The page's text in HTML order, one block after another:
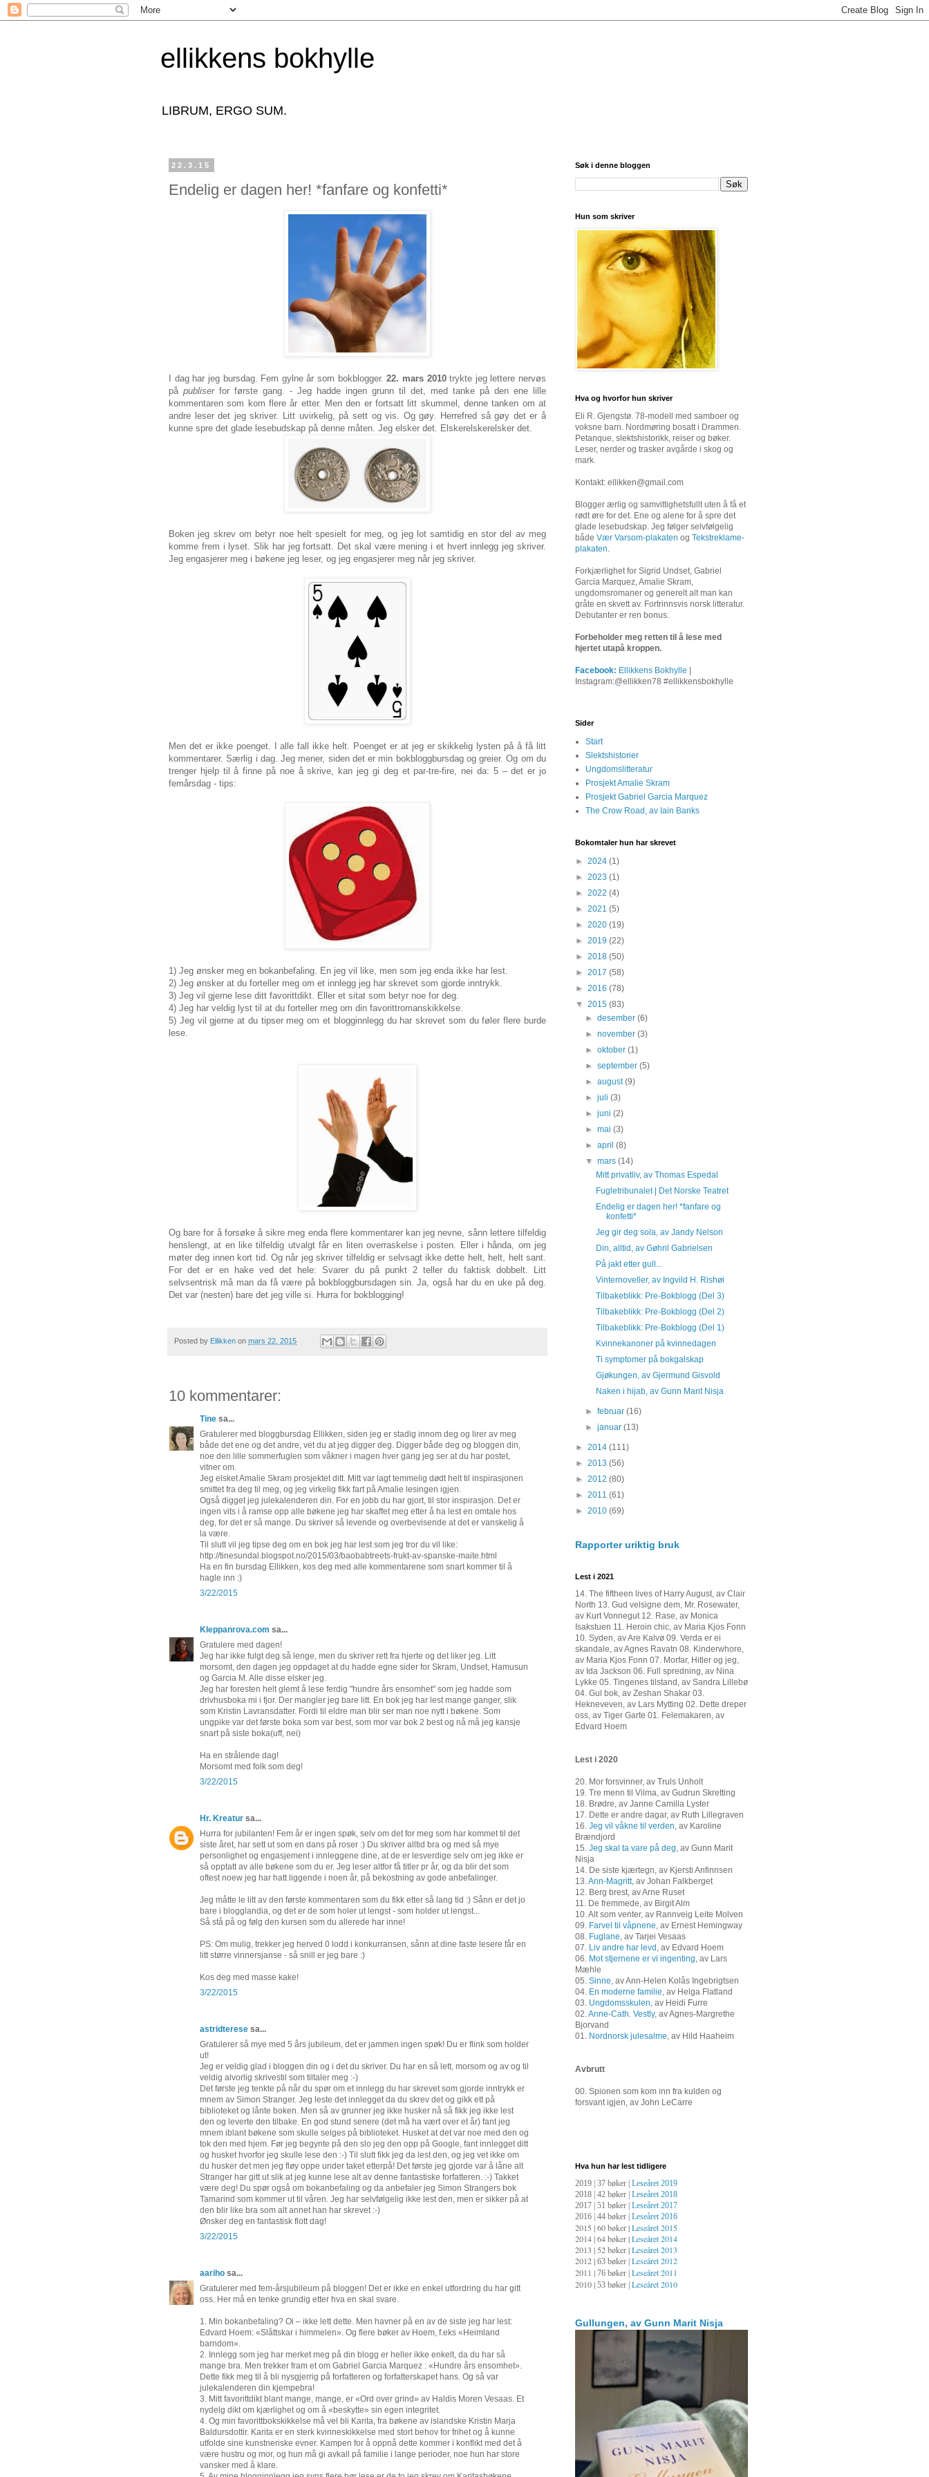
ellikkens bokhylle
LIBRUM, ERGO SUM.
22.3.15
Endelig er dagen her! *fanfare og konfetti*
I dag har jeg bursdag. Fem gylne år som bokblogger.22. mars 2010trykte jeg lettere nervøs
på publiser for første gang. - Jeg hadde ingen grunn til det, med tanke på den ene lille
kommentaren som kom flere år etter. Men den er fortsatt litt skummel, denne tanken om at
andre leser det jeg skriver. Litt uvirkelig, på sett og vis. Og gøy. Herrefred så gøy det er å
kunne spre det glade lesebudskap på denne måten. Jeg elsker det. Elskerelskerelsker det.
Boken jeg skrev om betyr noe helt spesielt for meg, og jeg lot samtidig en stor del av meg
komme frem i lyset. Slik har jeg fortsatt. Det skal være mening i et hvert innlegg jeg skriver.
Jeg engasjerer meg i bøkene jeg leser, og jeg engasjerer meg når jeg skriver.
Men det er ikke poenget. I alle fall ikke helt. Poenget er at jeg er skikkelig lysten på å få litt
kommentarer. Særlig i dag. Jeg mener, siden det er min bokbloggbursdag og greier. Og om du
trenger hjelp til å finne på noe å skrive, kan jeg gi deg et par-tre-fire, nei da: 5 – det er jo
femårsdag - tips:
1) Jeg ønsker meg en bokanbefaling. En jeg vil like, men som jeg enda ikke har lest.
2) Jeg ønsker at du forteller meg om et innlegg jeg har skrevet som gjorde inntrykk.
3) Jeg vil gjerne lese ditt favorittdikt. Eller et sitat som betyr noe for deg.
4) Jeg har veldig lyst til at du forteller meg om din favorittromanskikkelse.
5) Jeg vil gjerne at du tipser meg om et blogginnlegg du har skrevet som du føler flere burde
lese.
Og bare for å forsøke å sikre meg enda flere kommentarer kan jeg nevne, sånn lettere tilfeldig
henslengt, at en like tilfeldig utvalgt får en liten overraskelse i posten. Eller i hånda, om jeg
møter deg innen kort tid. Og når jeg skriver tilfeldig er selvsagt ikke dette helt, helt, helt sant.
For det er en hake ved det hele: Svarer du på punkt 2 teller du faktisk dobbelt. Litt
selvsentrisk må man da få være på bokbloggbursdagen sin. Ja, også har du en uke på deg.
Det var (nesten) bare det jeg ville si. Hurra for bokblogging!
Posted by Ellikken on mars 22, 2015
10 kommentarer:
Tine sa...
Gratulerer med bloggbursdag Ellikken, siden jeg er stadig innom deg og lirer av meg
både det ene og det andre, vet du at jeg digger deg. Digger både deg og bloggen din,
noe den lille sommerfuglen som våkner i magen hver gang jeg ser at du har postet,
vitner om.
Jeg elsket Amalie Skram prosjektet ditt. Mitt var lagt temmelig dødt helt til inspirasjonen
smittet fra deg til meg, og jeg virkelig fikk fart på Amalie lesingen igjen.
Også digget jeg julekalenderen din. For en jobb du har gjort, til stor inspirasjon. Det er
ingen vits i å ramse opp alle bøkene jeg har skaffet meg etter å ha lest en omtale hos
deg, for det er så mange. Du skriver så levende og overbevisende at det er vanskelig å
la være.
Til slutt vil jeg tipse deg om en bok jeg har lest som jeg tror du vil like:
http://tinesundal.blogspot.no/2015/03/baobabtreets-frukt-av-spanske-maite.html
Ha en fin bursdag Ellikken, kos deg med alle kommentarene som snart kommer til å
hagle inn :)
3/22/2015
Kleppanrova.com sa...
Gratulere med dagen!
Jeg har ikke fulgt deg så lenge, men du skriver rett fra hjerte og det liker jeg. Litt
morsomt, den dagen jeg oppdaget at du hadde egne sider for Skram, Undset, Hamusun
og Garcia M. Alle disse elsker jeg.
Jeg har foresten helt glemt å lese ferdig "hundre års ensomhet" som jeg hadde som
drivhusboka mi i fjor. Der mangler jeg bare litt. En bok jeg har lest mange ganger, slik
som Kristin Lavransdatter. Fordi til eldre man blir ser man noe nytt i bøkene. Som
ungpike var det første boka som var best, som mor var bok 2 best og nå må jeg kansje
snart på siste boka(uff, nei)
Ha en strålende dag!
Morsomt med folk som deg!
3/22/2015
Hr. Kreatur sa...
Hurra for jubilanten! Fem år er ingen spøk, selv om det for meg som har kommet til det
siste året, har sett ut som en dans på roser :) Du skriver alltid bra og med så mye
personlighet og engasjement i innleggene dine, at de er lesverdige selv om jeg ikke er
så opptatt av alle bøkene som du er. Jeg leser altfor få titler pr år, og da blir det som
oftest noew jeg har hatt liggende i noen år, på bekostning av gode anbefalinger.
Jeg måtte le litt av den første kommentaren som du fikk etter så lang tid :) Sånn er det jo
bare i blogglandia, og det er de som holer ut lengst - som holder ut lengst...
Så stå på og følg den kursen som du allerede har inne!
PS: Om mulig, trekker jeg herved 0 lodd i konkurransen, sånn at dine faste lesere får en
litt større vinnersjanse - så snill er jeg bare :)
Kos deg med masse kake!
3/22/2015
astridterese sa...
Gratulerer så mye med 5 års jubileum, det er jammen ingen spøk! Du er flink som holder
ut!
Jeg er veldig glad i bloggen din og i det du skriver. Du har en så lett, morsom og av og til
veldig alvorlig skrivestil som tiltaler meg :-)
Det første jeg tenkte på når du spør om et innlegg du har skrevet som gjorde inntrykk er
mnem av Simon Stranger. Jeg leste det innlegget da du skrev det og gikk ett på
biblioteket og lånte boken. Men så av grunner jeg ikke husker nå så fikk jeg ikke lest
den og leverte den tilbake. En god stund senere (det må ha vært over et år) fant jeg
mnem iblant bøkene som skulle selges på biblioteket. Husket at det var noe med den og
tok den med hjem. Før jeg begynte på den slo jeg den opp på Google, fant innlegget ditt
og husket hvorfor jeg skulle lese den :-) Til slutt fikk jeg da lest den, og jeg vet ikke om
du husker det men jeg fløy oppe under taket etterpå! Det første jeg gjorde var å låne alt
Stranger har gitt ut slik at jeg kunne lese alt av denne fantastiske forfatteren. :-) Takket
være deg! Du spør også om bokanbefaling og da anbefaler jeg Simon Strangers bok
Tamarind som kommer ut til våren. Jeg har selvfølgelig ikke lest den, men er sikker på at
den blir like bra som alt annet han har skrevet :-)
Ønsker deg en fantastisk flott dag!
3/22/2015
aariho sa...
Gratulerer med fem-årsjubileum på bloggen! Det er ikke en enkel utfordring du har gitt
oss. Her må en tenke grundig etter hva en skal svare.
1. Min bokanbefaling? Oi – ikke lett dette. Men havner på en av de siste jeg har lest:
Edvard Hoem: «Slåttskar i himmelen». Og flere bøker av Hoem, f.eks «Heimland
barndom».
2. Innlegg som jeg har merket meg på din blogg er heller ikke enkelt, da du har så
mange bra. Men trekker fram et om Gabriel Garcia Marquez : «Hundre års ensomhet».
Dette fikk meg til å bli nysgjerrig på forfatteren og forfatterskapet hans. Og så var
julekalenderen din kjempebra!
3. Mitt favorittdikt blant mange, mange, er «Ord over grind» av Haldis Moren Vesaas. Et
nydelg dikt om kjærlighet og om å «beskytte» sin egen integritet.
4. Og min favorittbokskikkelse må vel bli Karita, fra bøkene av islandske Kristin Marja
Baldursdottir. Karita er en sterk kvinneskikkelse med stort behov for frihet og å kunne
utfolde sine kunstneriske evner. Kampen for å oppnå dette kommer i konflikt med det å
være hustru og mor, og hun må gi avkall på familie i lange perioder, noe hun har store
vansker med å klare.
Søk i denne bloggen
Hun som skriver
Hva og hvorfor hun skriver
Eli R. Gjengstø. 78-modell med samboer og
voksne barn. Nordmøring bosatt i Drammen.
Petanque, slektshistorikk, reiser og bøker.
Leser, nerder og trasker avgårde i skog og
mark.
Kontakt: ellikken@gmail.com
Blogger ærlig og samvittighetsfullt uten å få et
rødt øre for det. Ene og alene for å spre det
glade lesebudskap. Jeg følger selvfølgelig
både Vær Varsom-plakaten og Tekstreklame-
plakaten.
Forkjærlighet for Sigrid Undset, Gabriel
Garcia Marquez, Amalie Skram,
ungdomsromaner og generelt alt man kan
gråte en skvett av. Fortrinnsvis norsk litteratur.
Debutanter er ren bonus.
Forbeholder meg retten til å lese med
hjertet utapå kroppen.
Facebook: Ellikkens Bokhylle
Instagram:@ellikken78 #ellikkensbokhylle
Sider
Start
Slektshistorier
Ungdomslitteratur
Prosjekt Amalie Skram
Prosjekt Gabriel Garcia Marquez
The Crow Road, av Iain Banks
Bokomtaler hun har skrevet
► 2024 (1)
► 2023 (1)
► 2022 (4)
► 2021 (5)
► 2020 (19)
► 2019 (22)
► 2018 (50)
► 2017 (58)
► 2016 (78)
▼ 2015 (83)
►desember(6)
►november(3)
►oktober(1)
►september(5)
►august(9)
►juli(3)
►juni(2)
►mai(3)
►april(8)
▼mars(14)
Mitt privatliv, av Thomas Espedal
Fugletribunalet | Det Norske Teatret
Endelig er dagen her! *fanfare og
konfetti*
Jeg gir deg sola, av Jandy Nelson
Din, alltid, av Gøhril Gabrielsen
På jakt etter gull...
Vinternoveller, av Ingvild H. Rishøi
Tilbakeblikk: Pre-Bokblogg (Del 3)
Tilbakeblikk: Pre-Bokblogg (Del 2)
Tilbakeblikk: Pre-Bokblogg (Del 1)
Kvinnekanoner på kvinnedagen
Ti symptomer på bokgalskap
Gjøkungen, av Gjermund Gisvold
Naken i hijab, av Gunn Marit Nisja
►februar(16)
►januar(13)
► 2014 (111)
► 2013 (56)
► 2012 (80)
► 2011 (61)
► 2010 (69)
Rapporter uriktig bruk
Lest i 2021
14. The fiftheen lives of Harry August, av Clair
North 13. Gud velsigne dem, Mr. Rosewater,
av Kurt Vonnegut 12. Rase, av Monica
Isakstuen 11. Heroin chic, av Maria Kjos Fonn
10. Syden, av Are Kalvø 09. Verda er ei
skandale, av Agnes Ravatn 08. Kinderwhore,
av Maria Kjos Fonn 07. Morfar, Hitler og jeg,
av Ida Jackson 06. Full spredning, av Nina
Lykke 05. Tingenes tilstand, av Sandra Lillebø
04. Gul bok, av Zeshan Shakar 03.
Hekneveven, av Lars Mytting 02. Dette dreper
oss, av Tiger Garte 01. Felemakaren, av
Edvard Hoem
Lest i 2020
20. Mor forsvinner, av Truls Unholt
19. Tre menn til Vilma, av Gudrun Skretting
18. Brødre, av Janne Camilla Lyster
17. Dette er andre dagar, av Ruth Lillegraven
16. Jeg vil våkne til verden, av Karoline
Brændjord
15. Jeg skal ta vare på deg, av Gunn Marit
Nisja
14. De siste kjærtegn, av Kjersti Anfinnsen
13.Ann-Magritt, av Johan Falkberget
12. Berg brest, av Arne Ruset
11. De fremmede, av Birgit Alm
10. Alt som venter, av Rannveig Leite Molven
09. Farvel til våpnene, av Ernest Hemingway
08. Fuglane, av Tarjei Vesaas
07. Liv andre har levd , av Edvard Hoem
06. Mot stjernene er vi ingenting, av Lars
Mæhle
05. Sinne, av Ann-Helen Kolås Ingebrigtsen
04. En moderne familie, av Helga Flatland
03. Ungdomsskulen, av Heidi Furre
02.Anne-Cath. Vestly, av Agnes-Margrethe
Bjorvand
01. Nordnorsk julesalme, av Hild Haaheim
Avbrutt
00. Spionen som kom inn fra kulden og
forsvant igjen, av John LeCarre
Hva hun har lest tidligere
2019 | 37 bøker | Leseåret 2019
2018 | 42 bøker | Leseåret 2018
2017 | 51 bøker | Leseåret 2017
2016 | 44 bøker | Leseåret 2016
2015 | 60 bøker |Leseåret 2015
2014 |64 bøker |Leseåret 2014
2013 | 52 bøker |Leseåret 2013
2012 | 63 bøker | Leseåret 2012
2011 | 76 bøker | Leseåret 2011
2010 | 53 bøker | Leseåret 2010
Gullungen, av Gunn Marit Nisja